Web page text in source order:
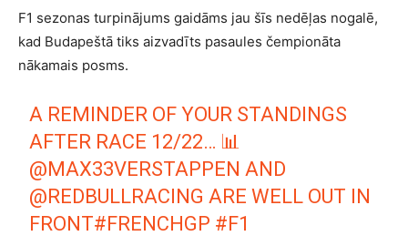
F1 sezonas turpinājums gaidāms jau šīs nedēļas nogalē,
kad Budapeštā tiks aizvadīts pasaules čempionāta
nākamais posms.
A REMINDER OF YOUR STANDINGS
AFTER RACE 12/22… 📊
@MAX33VERSTAPPEN AND
@REDBULLRACING ARE WELL OUT IN
FRONT#FRENCHGP #F1